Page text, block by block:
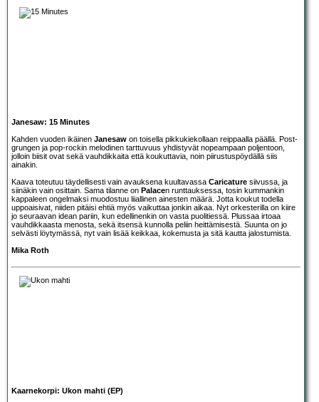
Janesaw: 15 Minutes
Kahden vuoden ikäinen Janesaw on toisella pikkukiekollaan reippaalla päällä. Post-
grungen ja pop-rockin melodinen tarttuvuus yhdistyvät nopeampaan poljentoon,
jolloin biisit ovat sekä vauhdikkaita että koukuttavia, noin piirustuspöydällä siis
ainakin.
Kaava toteutuu täydellisesti vain avauksena kuultavassa Caricature siivussa, ja
siinäkin vain osittain. Sama tilanne on Palacen runttauksessa, tosin kummankin
kappaleen ongelmaksi muodostuu liiallinen ainesten määrä. Jotta koukut todella
uppoaisivat, niiden pitäisi ehtiä myös vaikuttaa jonkin aikaa. Nyt orkesterilla on kiire
jo seuraavan idean pariin, kun edellinenkin on vasta puolitiessä. Plussaa irtoaa
vauhdikkaasta menosta, sekä itsensä kunnolla peliin heittämisestä. Suunta on jo
selvästi löytymässä, nyt vain lisää keikkaa, kokemusta ja sitä kautta jalostumista.
Mika Roth
Kaarnekorpi: Ukon mahti (EP)